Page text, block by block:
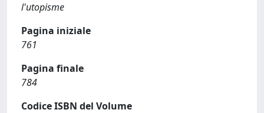
l'utopisme
Pagina iniziale
761
Pagina finale
784
Codice ISBN del Volume